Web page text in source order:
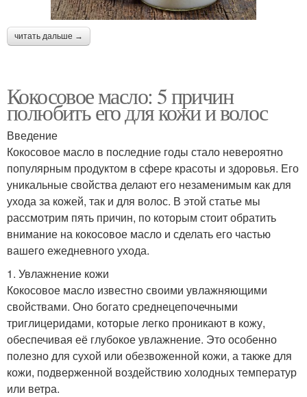
читать дальше →
Кокосовое масло: 5 причин
полюбить его для кожи и волос
Введение
Кокосовое масло в последние годы стало невероятно
популярным продуктом в сфере красоты и здоровья. Его
уникальные свойства делают его незаменимым как для
ухода за кожей, так и для волос. В этой статье мы
рассмотрим пять причин, по которым стоит обратить
внимание на кокосовое масло и сделать его частью
вашего ежедневного ухода.
1. Увлажнение кожи
Кокосовое масло известно своими увлажняющими
свойствами. Оно богато среднецепочечными
триглицеридами, которые легко проникают в кожу,
обеспечивая её глубокое увлажнение. Это особенно
полезно для сухой или обезвоженной кожи, а также для
кожи, подверженной воздействию холодных температур
или ветра.